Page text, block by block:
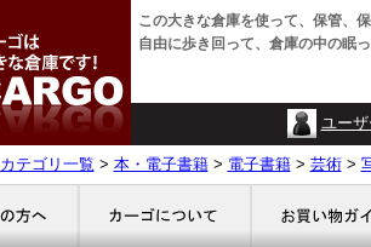
この大きな倉庫を使って、保管、
自由に歩き回って、倉庫の中の眠
ユー
カテゴリ一覧 > 本・電子書籍> 電子書籍> 芸術>